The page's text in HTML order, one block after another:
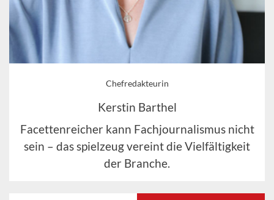
Chefredakteurin
Kerstin Barthel
Facettenreicher kann Fachjournalismus nicht
sein – das spielzeug vereint die Vielfältigkeit
der Branche.